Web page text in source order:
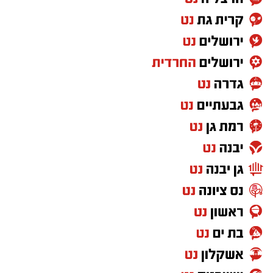
הכוכבים יוצרים חוויה שקשה למצוא במקומות
אחרים. כדי ליהנות ממופע הכוכבים המרהיב לא
צריך ציוד מיוחד או טלסקופים. כל מה שנדרש הוא
להגיע למקום חשוך ושקט, להרים את המבט אל
השמיים ולתת לעיניים להתרגל לחושך. מטר
הפרסאידים הוא הזדמנות נפלאה לצאת מהשגרה,
להגיע אל הגנים הלאומיים ושמורות הטבע בשעות
הנעימות של הקיץ ולגלות את היופי שמחכה לנו
דווקא כשהשמש שוקעת. אנחנו מזמינים את
הציבור להנות משקיעה מדברית קסומה, מהשקט
שמביא איתו הלילה וממופע הכוכבים הגדול, אך גם
לזכור לשמור על הטבע שסביבנו: לנסוע רק
בשבילים מסומנים, להימנע מפגיעה בצומח וחי
מקומי, להימנע מכניסה לשטחי אש , לשמור על
הניקיון ולקחת את האשפה אתכם"